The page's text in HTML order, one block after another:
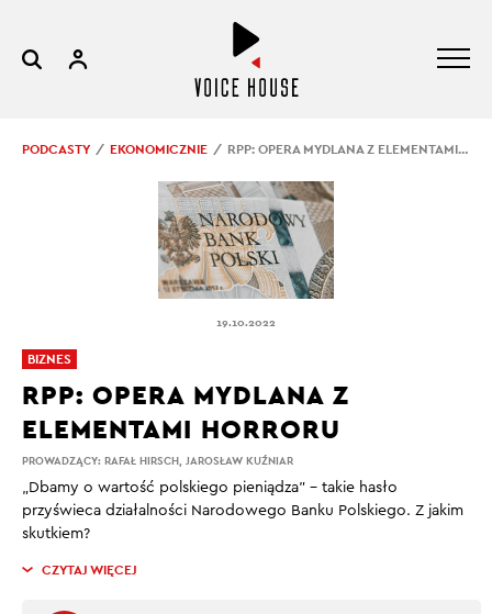
PODCASTY EKONOMICZNIE RPP: OPERA MYDLANA Z ELEMENTAMI HORRORU
19.10.2022
PROWADZĄCY: RAFAŁ HIRSCH, JAROSŁAW KUŹNIAR
RPP: OPERA MYDLANA Z
ELEMENTAMI HORRORU
„Dbamy o wartość polskiego pieniądza” – takie hasło
przyświeca działalności Narodowego Banku Polskiego. Z jakim
skutkiem?
CZYTAJ WIĘCEJ
BIZNES